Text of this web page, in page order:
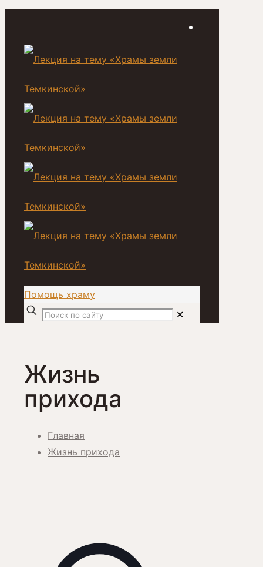
Помощь храму
✕
Жизнь
прихода
Главная
Жизнь прихода